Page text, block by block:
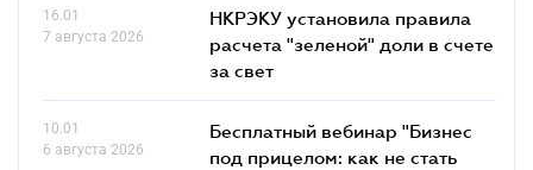
16.01
7 августа 2026
НКРЭКУ установила правила
расчета "зеленой" доли в счете
за свет
10.01
6 августа 2026
Бесплатный вебинар "Бизнес
под прицелом: как не стать